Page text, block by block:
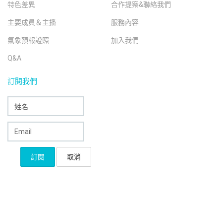
特色差異 合作提案&聯絡我們
主要成員＆主播 服務內容
氣象預報證照 加入我們
Q&A
訂閱我們